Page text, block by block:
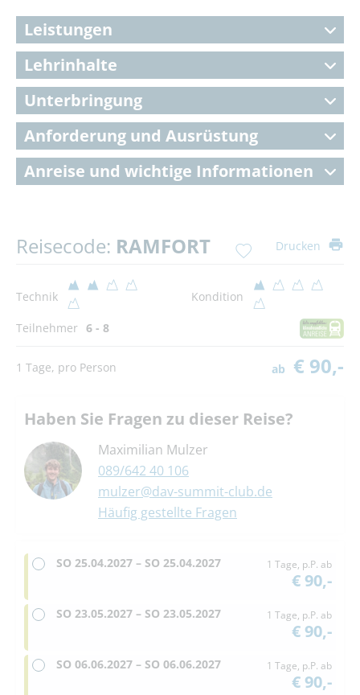
Leistungen
Lehrinhalte
Unterbringung
Anforderung und Ausrüstung
Anreise und wichtige Informationen
Reisecode: RAMFORT Drucken
Technik Kondition
Teilnehmer 6 - 8
1 Tage, pro Person ab € 90,-
Haben Sie Fragen zu dieser Reise?
Maximilian Mulzer
089/642 40 106
mulzer@dav-summit-club.de
Häufig gestellte Fragen
SO 25.04.2027 – SO 25.04.2027 1 Tage, p.P. ab
€ 90,-
SO 23.05.2027 – SO 23.05.2027 1 Tage, p.P. ab
€ 90,-
SO 06.06.2027 – SO 06.06.2027 1 Tage, p.P. ab
€ 90,-